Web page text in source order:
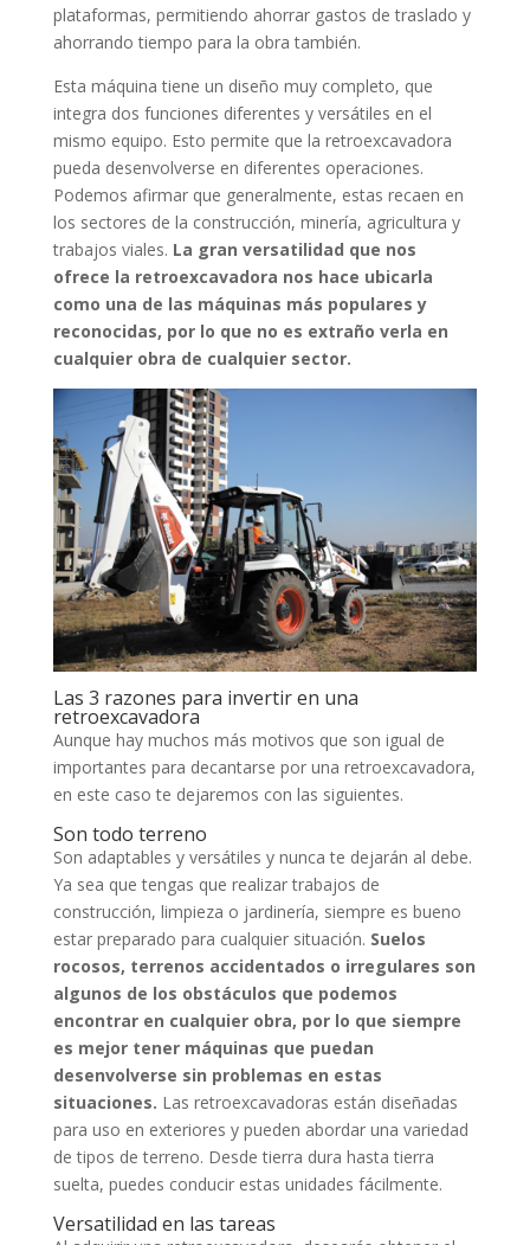
plataformas, permitiendo ahorrar gastos de traslado y
ahorrando tiempo para la obra también.
Esta máquina tiene un diseño muy completo, que
integra dos funciones diferentes y versátiles en el
mismo equipo. Esto permite que la retroexcavadora
pueda desenvolverse en diferentes operaciones.
Podemos afirmar que generalmente, estas recaen en
los sectores de la construcción, minería, agricultura y
trabajos viales. La gran versatilidad que nos
ofrece la retroexcavadora nos hace ubicarla
como una de las máquinas más populares y
reconocidas, por lo que no es extraño verla en
cualquier obra de cualquier sector.
Las 3 razones para invertir en una
retroexcavadora
Aunque hay muchos más motivos que son igual de
importantes para decantarse por una retroexcavadora,
en este caso te dejaremos con las siguientes.
Son todo terreno
Son adaptables y versátiles y nunca te dejarán al debe.
Ya sea que tengas que realizar trabajos de
construcción, limpieza o jardinería, siempre es bueno
estar preparado para cualquier situación. Suelos
rocosos, terrenos accidentados o irregulares son
algunos de los obstáculos que podemos
encontrar en cualquier obra, por lo que siempre
es mejor tener máquinas que puedan
desenvolverse sin problemas en estas
situaciones. Las retroexcavadoras están diseñadas
para uso en exteriores y pueden abordar una variedad
de tipos de terreno. Desde tierra dura hasta tierra
suelta, puedes conducir estas unidades fácilmente.
Versatilidad en las tareas